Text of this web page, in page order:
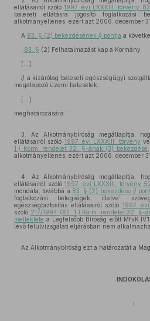
ellátásairól szóló1997. évi LXXXIII. törvény
baleseti ellátásra jogosító foglalkozási
alkotmányellenes, ezért azt 2006. december
A 83. § (2) bekezdésének i) pontja a
83. § (2) Felhatalmazást kap a Kormány
[...]
i) a kizárólag baleseti egészségügyi
megalapozó üzemi balesetek,
[...]
meghatározására.”
3. Az Alkotmánybíróság megállapítja,
ellátásairól szóló 1997. évi LXXXIII. törvény
1.) Korm. rendelet 32. §-ának (3) bekezdése
alkotmányellenes, ezért azt 2006. december
4. Az Alkotmánybíróság megállapítja,
ellátásairól szóló1997. évi LXXXIII. törvény
mondata, továbbá a 83. § (2) bekezdése i)
foglalkozási betegségek, illetve”
egészségbiztosítás ellátásairól szóló 1997.
szóló 217/1997. (XII. 1.) Korm. rendelet 32. §-
melléklete a Legfelsőbb Bíróság előtt
lévő felülvizsgálati eljárásban nem
Az Alkotmánybíróság ezt a határozatát a
I.